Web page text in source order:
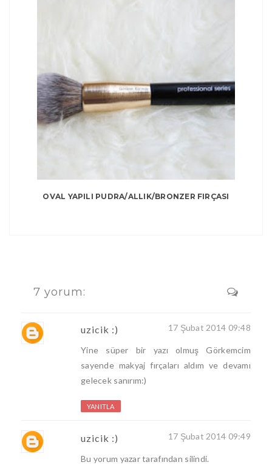
OVAL YAPILI PUDRA/ALLIK/BRONZER FIRÇASI
7 yorum:
uzicik :) 17 Şubat 2014 09:48
Yine süper bir yazı olmuş Görkemcim
sayende makyaj fırçaları aldım ve devamı
gelecek sanırım:)
YANITLA
uzicik :) 17 Şubat 2014 09:49
Bu yorum yazar tarafından silindi.